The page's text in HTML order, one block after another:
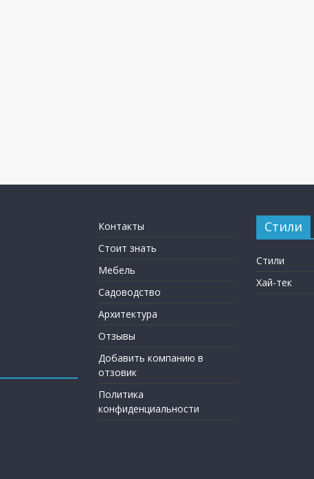
Контакты
Стоит знать
Мебель
Садоводство
Архитектура
Отзывы
Добавить компанию в
отзовик
Политика
конфиденциальности
Стили
Стили
Хай-тек